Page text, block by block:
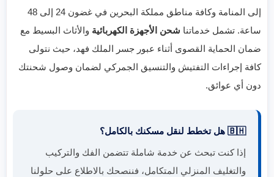
إلى المنامة وكافة مناطق مملكة البحرين في غضون 24 إلى 48
ساعة. تشمل خدماتنا شحن الأجهزة الكهربائية والأثاث البسيط مع
ضمان الحماية القصوى أثناء عبور جسر الملك فهد، حيث نتولى
كافة إجراءات التفتيش والتنسيق الجمركي لضمان وصول شحنتك
دون أي عوائق.
🇧🇭 هل تخطط لنقل مسكنك بالكامل؟
إذا كنت تبحث عن خدمة شاملة تتضمن الفك والتركيب
والتغليف المنزلي المتكامل، فننصحك بالاطلاع على حلولنا